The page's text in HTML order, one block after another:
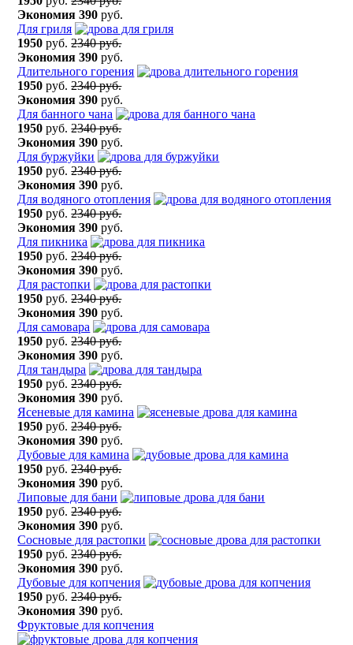
Экономия 390 руб.
Для гриля
1950 руб.2340 руб.
Экономия 390 руб.
Длительного горения
1950 руб.2340 руб.
Экономия 390 руб.
Для банного чана
1950 руб.2340 руб.
Экономия 390 руб.
Для буржуйки
1950 руб.2340 руб.
Экономия 390 руб.
Для водяного отопления
1950 руб.2340 руб.
Экономия 390 руб.
Для пикника
1950 руб.2340 руб.
Экономия 390 руб.
Для растопки
1950 руб.2340 руб.
Экономия 390 руб.
Для самовара
1950 руб.2340 руб.
Экономия 390 руб.
Для тандыра
1950 руб.2340 руб.
Экономия 390 руб.
Ясеневые для камина
1950 руб.2340 руб.
Экономия 390 руб.
Дубовые для камина
1950 руб.2340 руб.
Экономия 390 руб.
Липовые для бани
1950 руб.2340 руб.
Экономия 390 руб.
Сосновые для растопки
1950 руб.2340 руб.
Экономия 390 руб.
Дубовые для копчения
1950 руб.2340 руб.
Экономия 390 руб.
Фруктовые для копчения